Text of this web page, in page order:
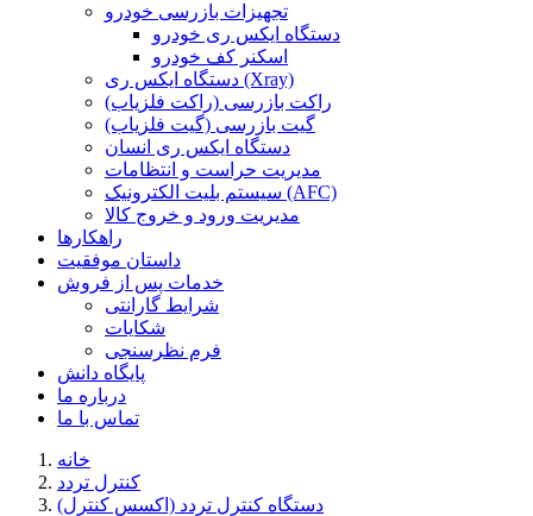
تجهیزات بازرسی خودرو
دستگاه ایکس ری خودرو
اسکنر کف خودرو
دستگاه ایکس ری (Xray)
راکت بازرسی (راکت فلزیاب)
گیت بازرسی (گیت فلزیاب)
دستگاه ایکس ری انسان
مدیریت حراست و انتظامات
سیستم بلیت الکترونیک (AFC)
مدیریت ورود و خروج کالا
راهکارها
داستان موفقیت
خدمات پس از فروش
شرایط گارانتی
شکایات
فرم نظرسنجی
پایگاه دانش
درباره ما
تماس با ما
خانه
کنترل تردد
دستگاه کنترل تردد (اکسس کنترل)